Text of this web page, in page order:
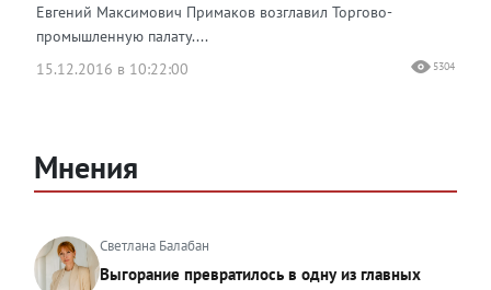
Евгений Максимович Примаков возглавил Торгово-
промышленную палату....
15.12.2016 в 10:22:00
5304
Мнения
Светлана Балабан
Выгорание превратилось в одну из главных